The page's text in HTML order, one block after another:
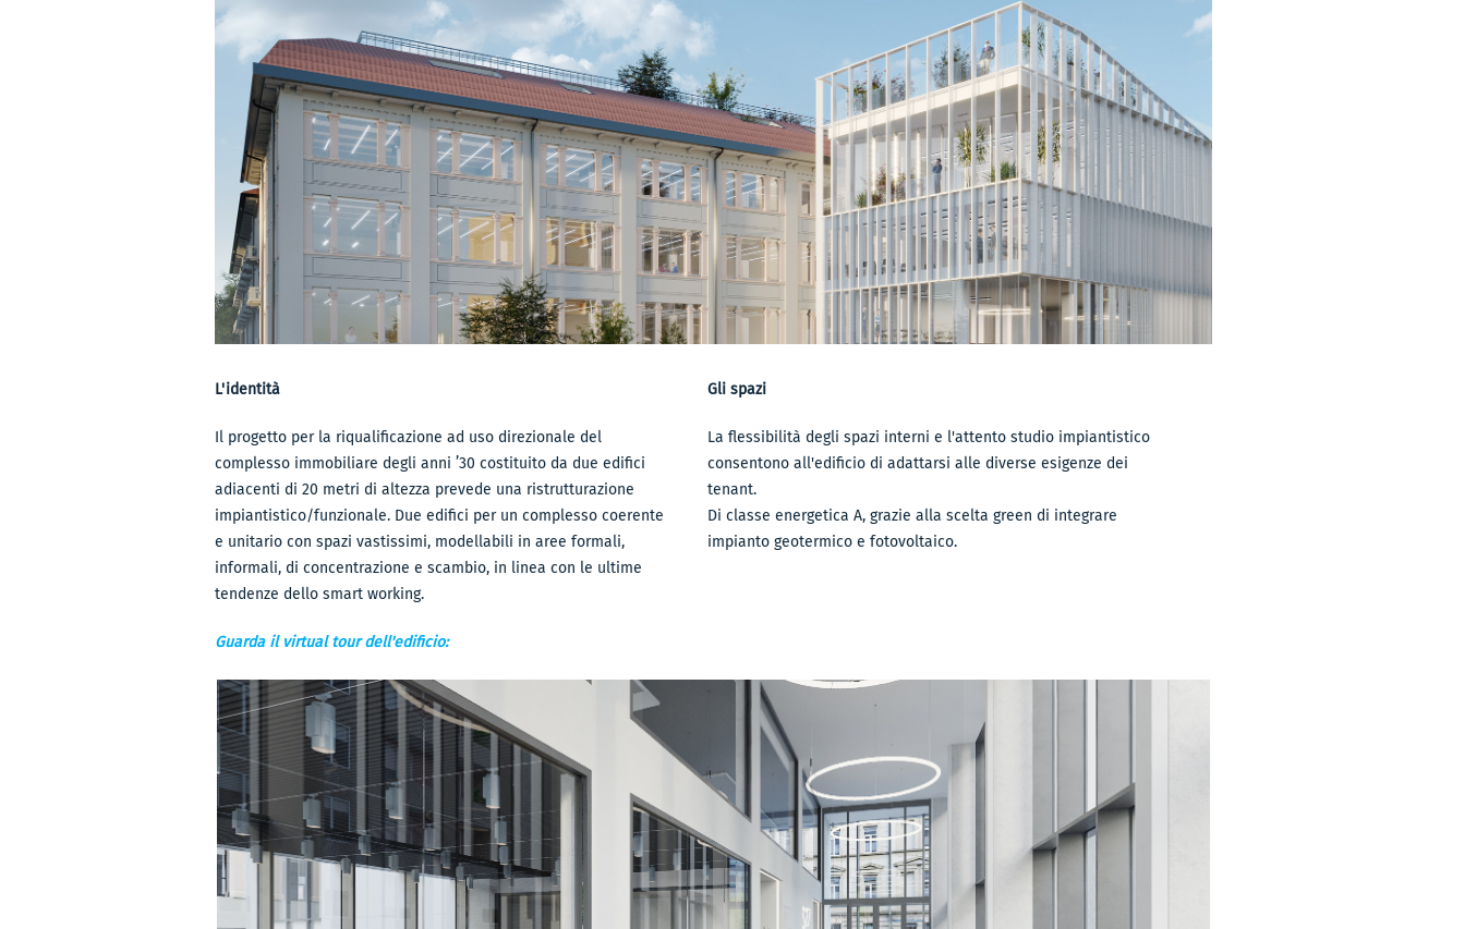
L'identità
Il progetto per la riqualificazione ad uso direzionale del
complesso immobiliare degli anni ’30 costituito da due edifici
adiacenti di 20 metri di altezza prevede una ristrutturazione
impiantistico/funzionale. Due edifici per un complesso coerente
e unitario con spazi vastissimi, modellabili in aree formali,
informali, di concentrazione e scambio, in linea con le ultime
tendenze dello smart working.
Gli spazi
La flessibilità degli spazi interni e l'attento studio impiantistico
consentono all'edificio di adattarsi alle diverse esigenze dei
tenant.
Di classe energetica A, grazie alla scelta green di integrare
impianto geotermico e fotovoltaico.
Guarda il virtual tour dell'edificio: